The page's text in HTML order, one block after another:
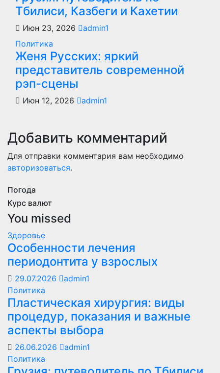
Тбилиси, Казбеги и Кахетии
Июн 23, 2026
admin1
Политика
Женя Русских: яркий
представитель современной
рэп-сцены
Июн 12, 2026 admin1
Добавить комментарий
Для отправки комментария вам необходимо
авторизоваться.
Погода
Курс валют
You missed
Здоровье
Особенности лечения
периодонтита у взрослых
29.07.2026
admin1
Политика
Пластическая хирургия: виды
процедур, показания и важные
аспекты выбора
26.06.2026
admin1
Политика